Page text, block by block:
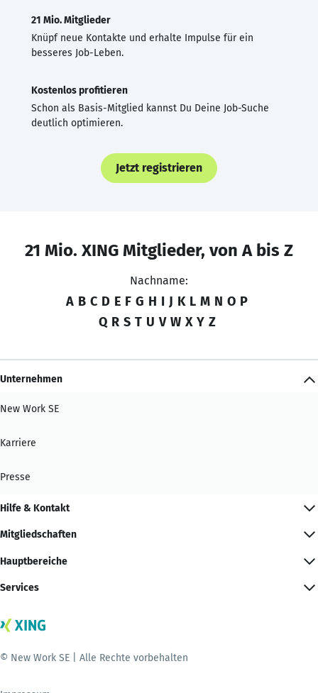
21 Mio. Mitglieder
Knüpf neue Kontakte und erhalte Impulse für ein
besseres Job-Leben.
Kostenlos profitieren
Schon als Basis-Mitglied kannst Du Deine Job-Suche
deutlich optimieren.
Jetzt registrieren
21 Mio. XING Mitglieder, von A bis Z
Nachname:
A B C D E F G H I J K L M N O P
Q R S T U V W X Y Z
Unternehmen
New Work SE
Karriere
Presse
Hilfe & Kontakt
Mitgliedschaften
Hauptbereiche
Services
© New Work SE | Alle Rechte vorbehalten